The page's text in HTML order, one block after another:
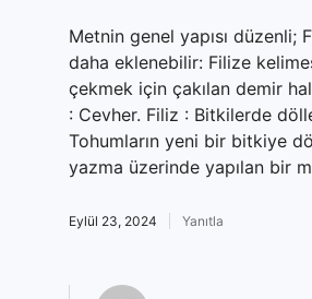
Metnin genel yapısı düzenli;
daha eklenebilir: Filize
çekmek için çakılan demir
: Cevher. Filiz : Bitkilerde
Tohumların yeni bir bitkiye
yazma üzerinde yapılan bir
Eylül 23, 2024 Yanıtla